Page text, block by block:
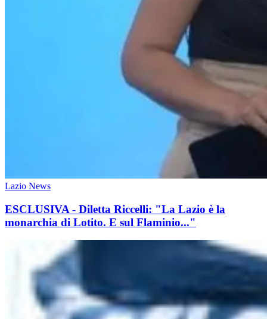
Lazio News
ESCLUSIVA - Diletta Riccelli: "La Lazio è la
monarchia di Lotito. E sul Flaminio..."